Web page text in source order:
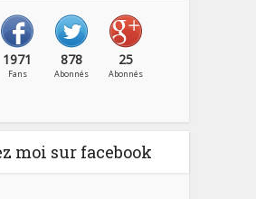
1971
Fans
878
Abonnés
25
Abonnés
moi sur facebook